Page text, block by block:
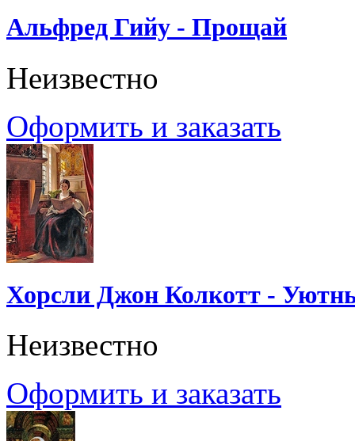
Альфред Гийу - Прощай
Неизвестно
Оформить и заказать
Хорсли Джон Колкотт -
Неизвестно
Оформить и заказать